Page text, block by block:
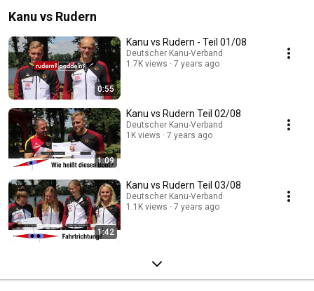
Kanu vs Rudern
0:55
Kanu vs Rudern - Teil 01/08
Deutscher Kanu-Verband
1.7K views
7 years ago
1:09
Kanu vs Rudern Teil 02/08
Deutscher Kanu-Verband
1K views
7 years ago
1:42
Kanu vs Rudern Teil 03/08
Deutscher Kanu-Verband
1.1K views
7 years ago